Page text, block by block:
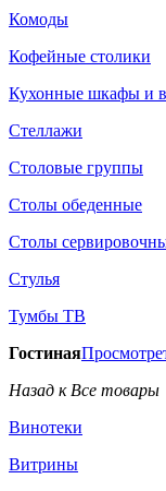
Комоды
Кофейные столики
Кухонные шкафы и
Стеллажи
Столовые группы
Столы обеденные
Столы
Стулья
Тумбы ТВ
Гостиная
Назад к Все товары
Винотеки
Витрины